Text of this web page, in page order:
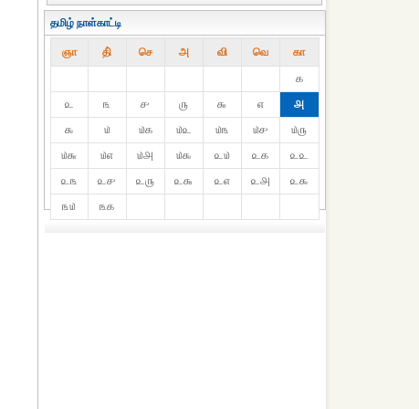
தமிழ் நாள்காட்டி
ஞா தி் செ அ வி வெ கா
௧
௨
௩ ௪ ௫ ௬ ௭
௮
௯
௰ ௰௧ ௰௨ ௰௩ ௰௪
௰௫
௰௬
௰௭ ௰௮ ௰௯ ௨௰ ௨௧
௨௨
௨௩
௨௪ ௨௫ ௨௬ ௨௭ ௨௮
௨௯
௩௰
௩௧